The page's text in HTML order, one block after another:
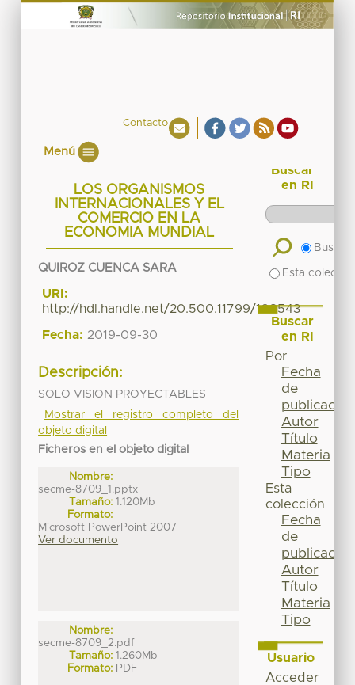
Contacto
Menú
LOS ORGANISMOS
INTERNACIONALES Y EL
COMERCIO EN LA
ECONOMIA MUNDIAL
QUIROZ CUENCA SARA
URI:
http://hdl.handle.net/20.500.11799/108543
Fecha: 2019-09-30
Descripción:
SOLO VISION PROYECTABLES
Mostrar el registro completo del
objeto digital
Ficheros en el objeto digital
Nombre:
secme-8709_1.pptx
Tamaño: 1.120Mb
Formato:
Microsoft PowerPoint 2007
Ver documento
Nombre:
secme-8709_2.pdf
Tamaño: 1.260Mb
Formato: PDF
Buscar
en RI
Buscar
Esta
Buscar
en RI
Por
Fecha
de
publicación
Autor
Título
Materia
Tipo
Esta
colección
Fecha
de
publicación
Autor
Título
Materia
Tipo
Usuario
Acceder